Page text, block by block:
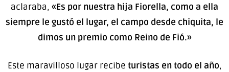
aclaraba, «Es por nuestra hija Fiorella, como a ella
siempre le gustó el lugar, el campo desde chiquita, le
dimos un premio como Reino de Fió.»
Este maravilloso lugar recibe turistas en todo el año,